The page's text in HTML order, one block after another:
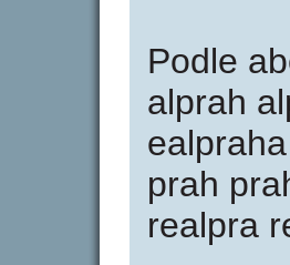
Podle
alprah
prah
realpra